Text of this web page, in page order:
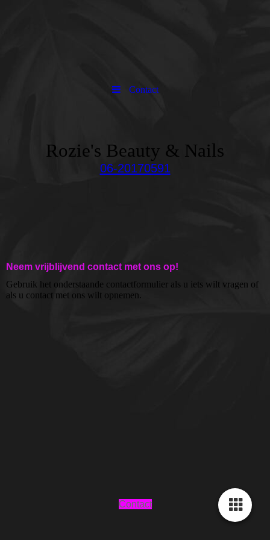
Contact
Rozie's Beauty & Nails
06-20170591
Neem vrijblijvend contact met ons op!
Gebruik het onderstaande contactformulier als u iets wilt vragen of
als u contact met ons wilt opnemen.
Contact